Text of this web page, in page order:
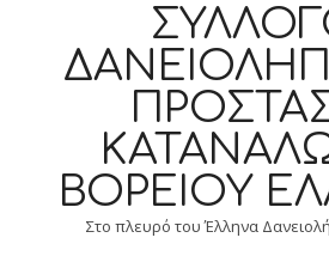
ΒΟΡΕΊΟΥ
Στο πλευρό του Έλληνα